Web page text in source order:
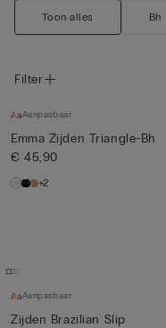
Toon alles Bh
Filter
Aanpasbaar
Emma Zijden Triangle-Bh
€ 45,90
+2
Aanpasbaar
Zijden Brazilian Slip